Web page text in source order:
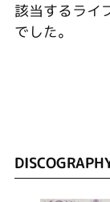
該当するライ
でした。